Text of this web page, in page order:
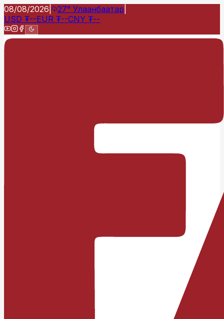
08/08/2026 27° Улаанбаатар
USD ₮--EUR ₮--CNY ₮--